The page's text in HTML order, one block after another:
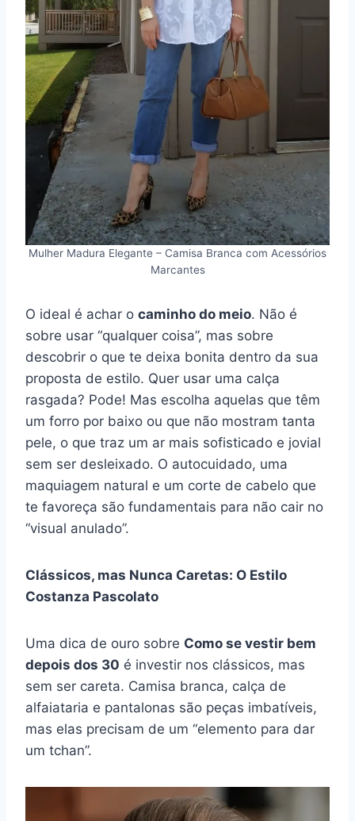
Mulher Madura Elegante – Camisa Branca com Acessórios
Marcantes
O ideal é achar o caminho do meio. Não é
sobre usar “qualquer coisa”, mas sobre
descobrir o que te deixa bonita dentro da sua
proposta de estilo. Quer usar uma calça
rasgada? Pode! Mas escolha aquelas que têm
um forro por baixo ou que não mostram tanta
pele, o que traz um ar mais sofisticado e jovial
sem ser desleixado. O autocuidado, uma
maquiagem natural e um corte de cabelo que
te favoreça são fundamentais para não cair no
“visual anulado”.
Clássicos, mas Nunca Caretas: O Estilo
Costanza Pascolato
Uma dica de ouro sobre Como se vestir bem
depois dos 30 é investir nos clássicos, mas
sem ser careta. Camisa branca, calça de
alfaiataria e pantalonas são peças imbatíveis,
mas elas precisam de um “elemento para dar
um tchan”.